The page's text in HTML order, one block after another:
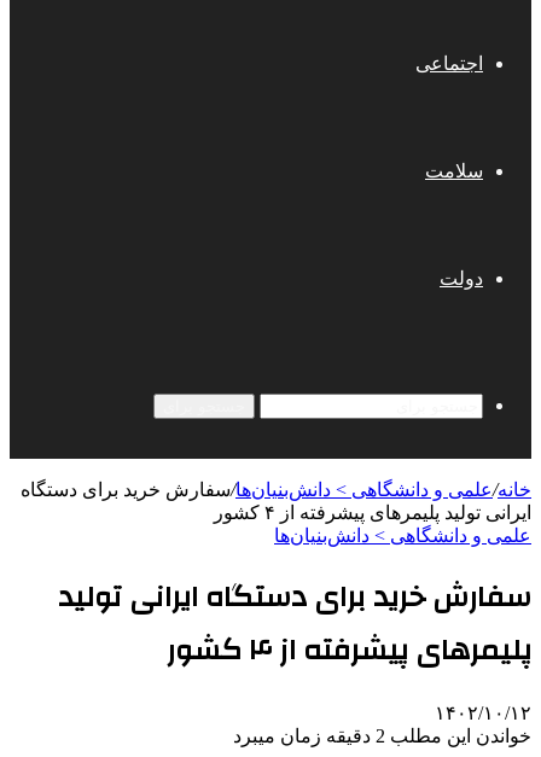
اجتماعی
سلامت
دولت
خانه/علمی‌ و دانشگاهی > دانش‌بنیان‌ها/سفارش خرید برای دستگاه
ایرانی تولید پلیمرهای پیشرفته از ۴ کشور
علمی‌ و دانشگاهی > دانش‌بنیان‌ها
سفارش خرید برای دستگاه ایرانی تولید
پلیمرهای پیشرفته از ۴ کشور
۱۴۰۲/۱۰/۱۲
خواندن این مطلب 2 دقیقه زمان میبرد